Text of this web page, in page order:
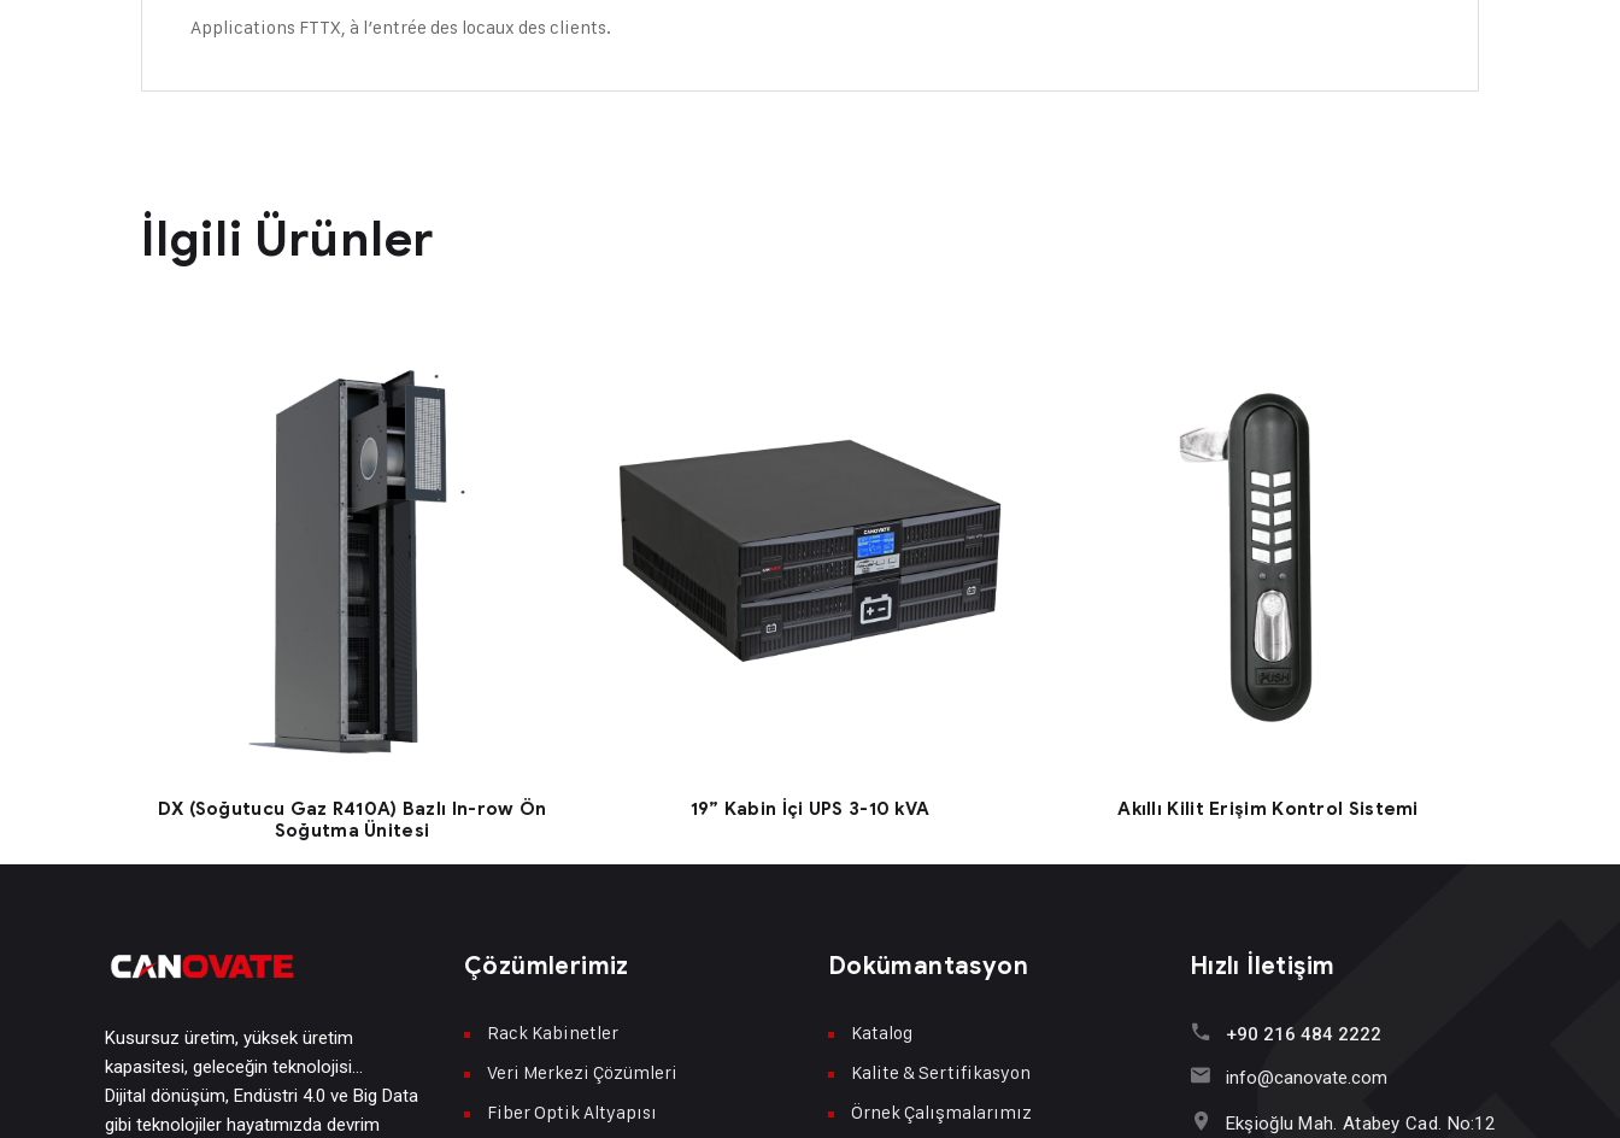
Applications FTTX, à l’entrée des locaux des clients.
İlgili Ürünler
DX (Soğutucu Gaz R410A) Bazlı In-row Ön
Soğutma Ünitesi
19” Kabin İçi UPS 3-10 kVA Akıllı Kilit Erişim Kontrol Sistemi
Kusursuz üretim, yüksek üretim
kapasitesi, geleceğin teknolojisi…
Dijital dönüşüm, Endüstri 4.0 ve Big Data
gibi teknolojiler hayatımızda devrim
Çözümlerimiz
Rack Kabinetler
Veri Merkezi Çözümleri
Fiber Optik Altyapısı
Dokümantasyon
Katalog
Kalite & Sertifikasyon
Örnek Çalışmalarımız
Hızlı İletişim
+90 216 484 2222
info@canovate.com
Ekşioğlu Mah. Atabey Cad. No:12